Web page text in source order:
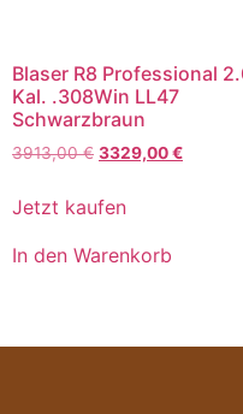
Blaser R8 Professional
Kal. .308Win LL47
Schwarzbraun
3913,00€ 3329,00€
Jetzt kaufen
In den Warenkorb